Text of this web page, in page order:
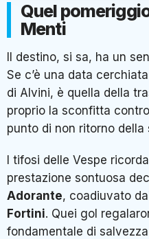
Quel
Menti
Il destino, si sa, ha un
Se c’è una data
di Alvini, è quella della
proprio la sconfitta
punto di non ritorno
I tifosi delle Vespe
prestazione sontuosa
Adorante, coadiuvato
Fortini. Quei gol
fondamentale di